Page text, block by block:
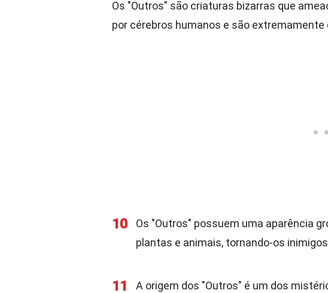
Os "Outros" são criaturas bizarras que
por cérebros humanos e são extremamente
10
Os "Outros" possuem uma aparência
plantas e animais, tornando-os
11 A origem dos "Outros" é um dos